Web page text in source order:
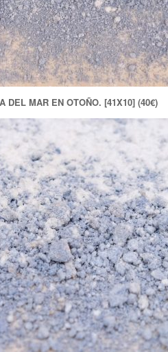
DEL MAR EN OTOÑO. [41X10] (40€)